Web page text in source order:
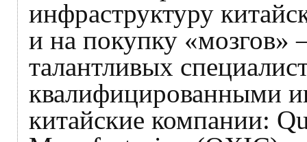
инфраструктуру
и на покупку «мозгов»
талантливых
квалифицированными
китайские компании: